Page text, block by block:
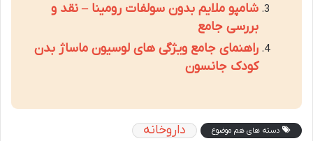
شامپو ملایم بدون سولفات رومینا – نقد و
بررسی جامع
راهنمای جامع ویژگی های لوسیون ماساژ بدن
کودک جانسون
دسته های هم موضوع داروخانه